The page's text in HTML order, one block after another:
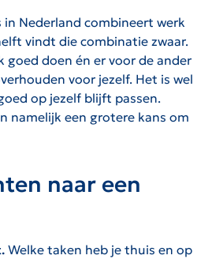
in Nederland combineert werk
vindt die combinatie zwaar.
goed doen én er voor de ander
voor jezelf. Het is wel
op jezelf blijft passen.
namelijk een grotere kans om
naar een
Welke taken heb je thuis en op